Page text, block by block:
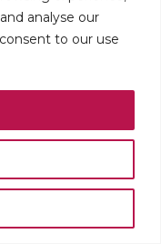
analyse our
to our use
réservés